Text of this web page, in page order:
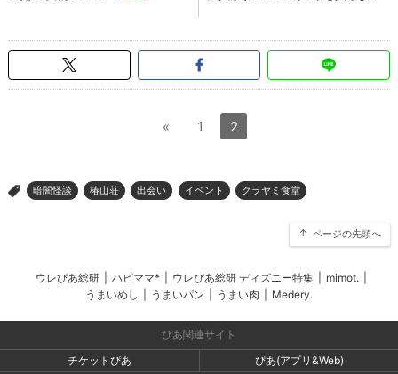
« 1 2
> 暗闇怪談 椿山荘 出会い イベント クラヤミ食堂
ページの先頭へ
ウレぴあ総研 ハピママ* ウレぴあ総研 ディズニー特集 mimot.
うまいめし
うまいパン うまい肉 Medery.
ぴあ関連サイト
チケットぴあ
ぴあ(アプリ&Web)